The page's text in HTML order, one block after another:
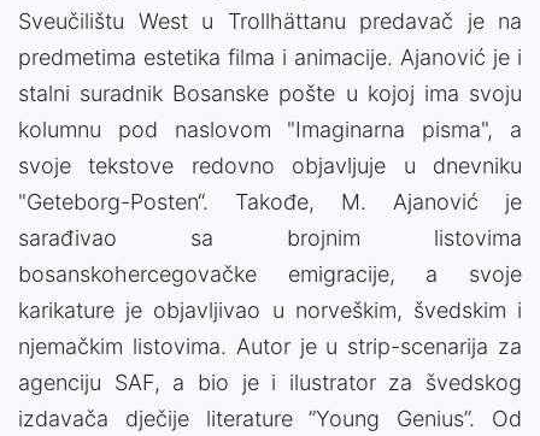
Sveučilištu West u Trollhättanu predavač je na
predmetima estetika filma i animacije. Ajanović je i
stalni suradnik Bosanske pošte u kojoj ima svoju
kolumnu pod naslovom "Imaginarna pisma", a
svoje tekstove redovno objavljuje u dnevniku
"Geteborg-Posten“. Takođe, M. Ajanović je
sarađivao sa brojnim listovima
bosanskohercegovačke emigracije, a svoje
karikature je objavljivao u norveškim, švedskim i
njemačkim listovima. Autor je u strip-scenarija za
agenciju SAF, a bio je i ilustrator za švedskog
izdavača dječije literature ”Young Genius”. Od